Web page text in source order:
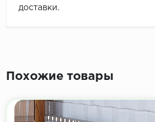
доставки.
Похожие товары